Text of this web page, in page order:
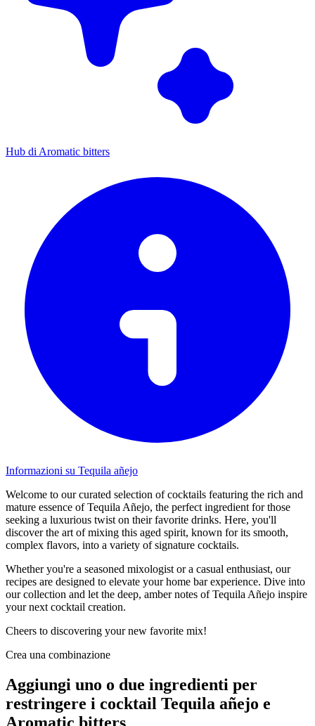
Hub di Aromatic bitters
Informazioni su Tequila añejo
Welcome to our curated selection of cocktails featuring the rich and
mature essence of Tequila Añejo, the perfect ingredient for those
seeking a luxurious twist on their favorite drinks. Here, you'll
discover the art of mixing this aged spirit, known for its smooth,
complex flavors, into a variety of signature cocktails.
Whether you're a seasoned mixologist or a casual enthusiast, our
recipes are designed to elevate your home bar experience. Dive into
our collection and let the deep, amber notes of Tequila Añejo inspire
your next cocktail creation.
Cheers to discovering your new favorite mix!
Crea una combinazione
Aggiungi uno o due ingredienti per
restringere i cocktail Tequila añejo e